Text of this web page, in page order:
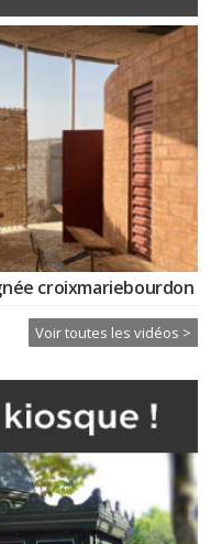
croixmariebourdon
Voir toutes les vidéos >